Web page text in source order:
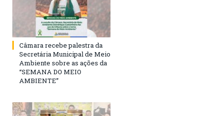
Câmara recebe palestra da
Secretária Municipal de Meio
Ambiente sobre as ações da
“SEMANA DO MEIO
AMBIENTE”